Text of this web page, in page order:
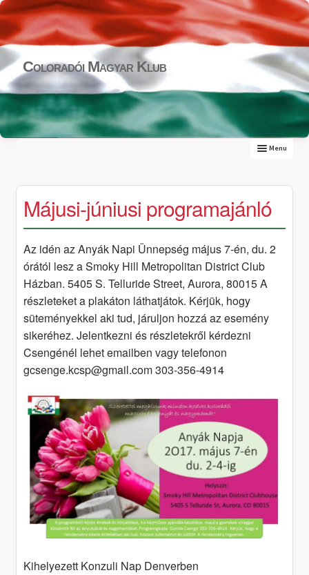
Skip
to
navigation
Skip
to
content
Coloradói Magyar Klub
Menu
menu
PROGRAMJAINKBÓL
KONZULÁTUS
Májusi-júniusi programajánló
Az idén az Anyák Napi Ünnepség május 7-én, du. 2
órától lesz a Smoky Hill Metropolitan District Club
Házban. 5405 S. Telluride Street, Aurora, 80015 A
részleteket a plakáton láthatjátok. Kérjük, hogy
süteményekkel aki tud, járuljon hozzá az esemény
sikeréhez. Jelentkezni és részletekről kérdezni
Csengénél lehet emailben vagy telefonon
gcsenge.kcsp@gmail.com 303-356-4914
Kihelyezett Konzuli Nap Denverben